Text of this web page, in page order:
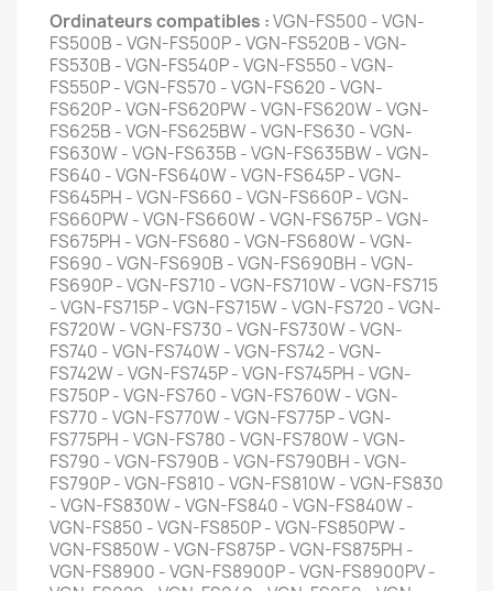
Ordinateurs compatibles :VGN-FS500 - VGN-
FS500B - VGN-FS500P - VGN-FS520B - VGN-
FS530B - VGN-FS540P - VGN-FS550 - VGN-
FS550P - VGN-FS570 - VGN-FS620 - VGN-
FS620P - VGN-FS620PW - VGN-FS620W - VGN-
FS625B - VGN-FS625BW - VGN-FS630 - VGN-
FS630W - VGN-FS635B - VGN-FS635BW - VGN-
FS640 - VGN-FS640W - VGN-FS645P - VGN-
FS645PH - VGN-FS660 - VGN-FS660P - VGN-
FS660PW - VGN-FS660W - VGN-FS675P - VGN-
FS675PH - VGN-FS680 - VGN-FS680W - VGN-
FS690 - VGN-FS690B - VGN-FS690BH - VGN-
FS690P - VGN-FS710 - VGN-FS710W - VGN-FS715
- VGN-FS715P - VGN-FS715W - VGN-FS720 - VGN-
FS720W - VGN-FS730 - VGN-FS730W - VGN-
FS740 - VGN-FS740W - VGN-FS742 - VGN-
FS742W - VGN-FS745P - VGN-FS745PH - VGN-
FS750P - VGN-FS760 - VGN-FS760W - VGN-
FS770 - VGN-FS770W - VGN-FS775P - VGN-
FS775PH - VGN-FS780 - VGN-FS780W - VGN-
FS790 - VGN-FS790B - VGN-FS790BH - VGN-
FS790P - VGN-FS810 - VGN-FS810W - VGN-FS830
- VGN-FS830W - VGN-FS840 - VGN-FS840W -
VGN-FS850 - VGN-FS850P - VGN-FS850PW -
VGN-FS850W - VGN-FS875P - VGN-FS875PH -
VGN-FS8900 - VGN-FS8900P - VGN-FS8900PV -